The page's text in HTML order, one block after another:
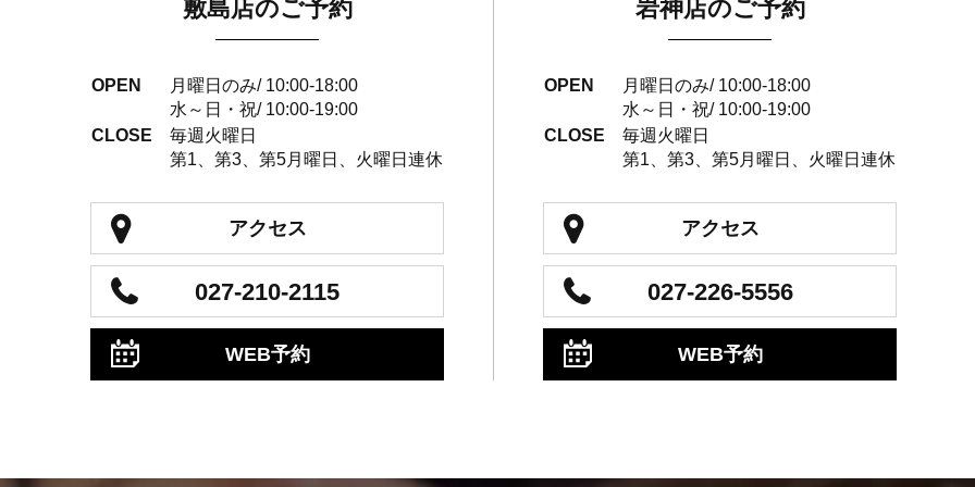
敷島店のご予約
OPEN
月曜日のみ/ 10:00-18:00
水～日・祝/ 10:00-19:00
CLOSE
毎週火曜日
第1、第3、第5月曜日、火曜日連休
アクセス
027-210-2115
WEB予約
岩神店のご予約
OPEN
月曜日のみ/ 10:00-18:00
水～日・祝/ 10:00-19:00
CLOSE
毎週火曜日
第1、第3、第5月曜日、火曜日連休
アクセス
027-226-5556
WEB予約